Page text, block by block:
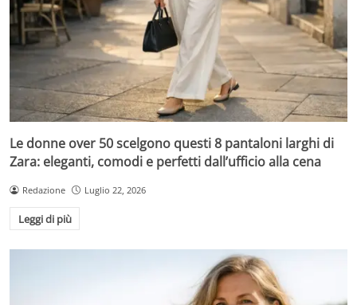
Le donne over 50 scelgono questi 8 pantaloni larghi di
Zara: eleganti, comodi e perfetti dall’ufficio alla cena
Redazione Luglio 22, 2026
Leggi di più